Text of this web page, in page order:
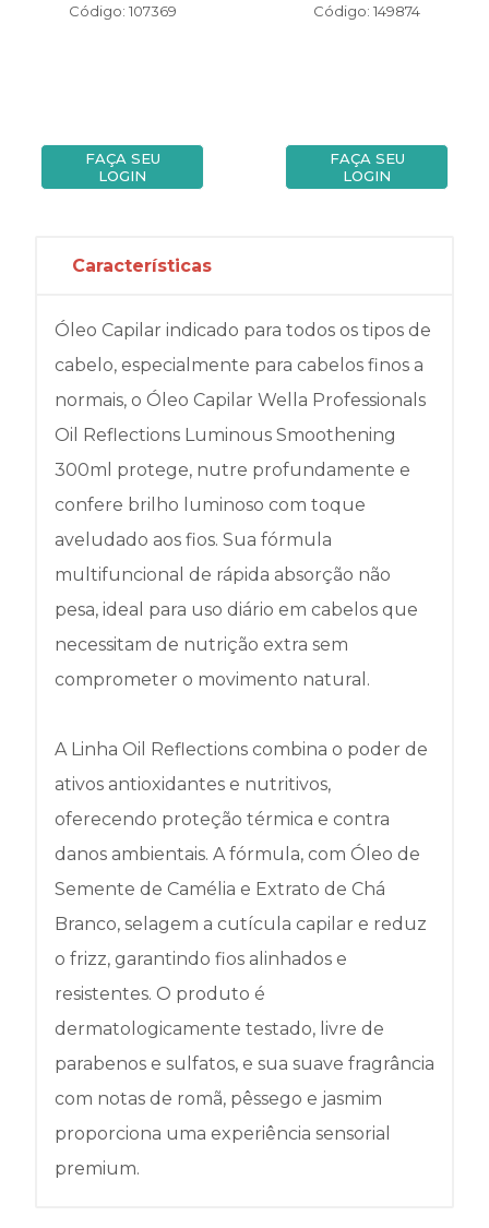
Código: 107369
FAÇA SEU
LOGIN
Código: 149874
FAÇA SEU
LOGIN
Características
Óleo Capilar indicado para todos os tipos de
cabelo, especialmente para cabelos finos a
normais, o Óleo Capilar Wella Professionals
Oil Reflections Luminous Smoothening
300ml protege, nutre profundamente e
confere brilho luminoso com toque
aveludado aos fios. Sua fórmula
multifuncional de rápida absorção não
pesa, ideal para uso diário em cabelos que
necessitam de nutrição extra sem
comprometer o movimento natural.
A Linha Oil Reflections combina o poder de
ativos antioxidantes e nutritivos,
oferecendo proteção térmica e contra
danos ambientais. A fórmula, com Óleo de
Semente de Camélia e Extrato de Chá
Branco, selagem a cutícula capilar e reduz
o frizz, garantindo fios alinhados e
resistentes. O produto é
dermatologicamente testado, livre de
parabenos e sulfatos, e sua suave fragrância
com notas de romã, pêssego e jasmim
proporciona uma experiência sensorial
premium.